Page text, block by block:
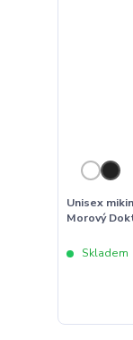
Unisex
Morový
Skladem